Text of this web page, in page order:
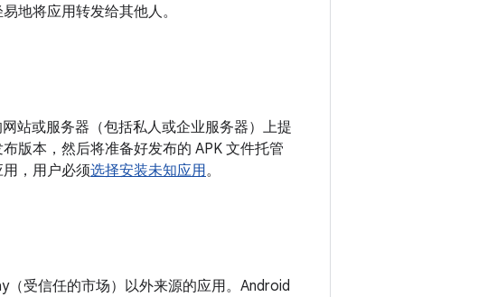
地将应用转发给其他人。
站或服务器（包括私人或企业服务器）上提
版本，然后将准备好发布的 APK 文件托管
，用户必须选择安装未知应用。
受信任的市场）以外来源的应用。 Android